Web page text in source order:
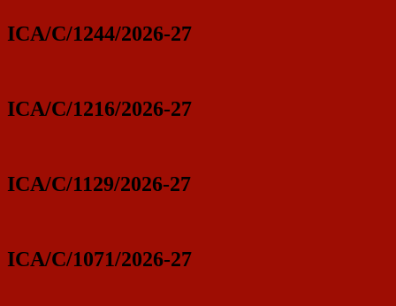
ICA/C/1244/2026-27
ICA/C/1216/2026-27
ICA/C/1129/2026-27
ICA/C/1071/2026-27